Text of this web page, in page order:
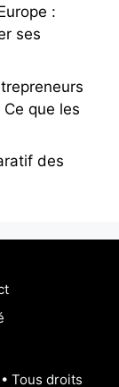
:
ses
que les
des
Tous droits